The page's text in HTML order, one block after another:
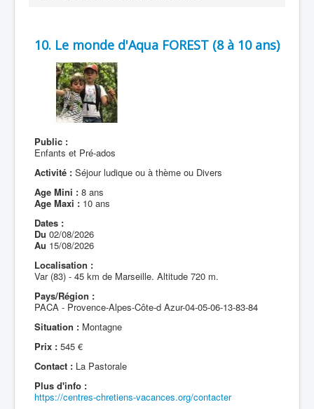
10. Le monde d'Aqua FOREST (8 à 10 ans)
Public :
Enfants et Pré-ados
Activité : Séjour ludique ou à thème ou Divers
Age Mini : 8 ans
Age Maxi : 10 ans
Dates :
Du 02/08/2026
Au 15/08/2026
Localisation :
Var (83) - 45 km de Marseille. Altitude 720 m.
Pays/Région :
PACA - Provence-Alpes-Côte-d Azur-04-05-06-13-83-84
Situation : Montagne
Prix : 545 €
Contact : La Pastorale
Plus d'info :
https://centres-chretiens-vacances.org/contacter